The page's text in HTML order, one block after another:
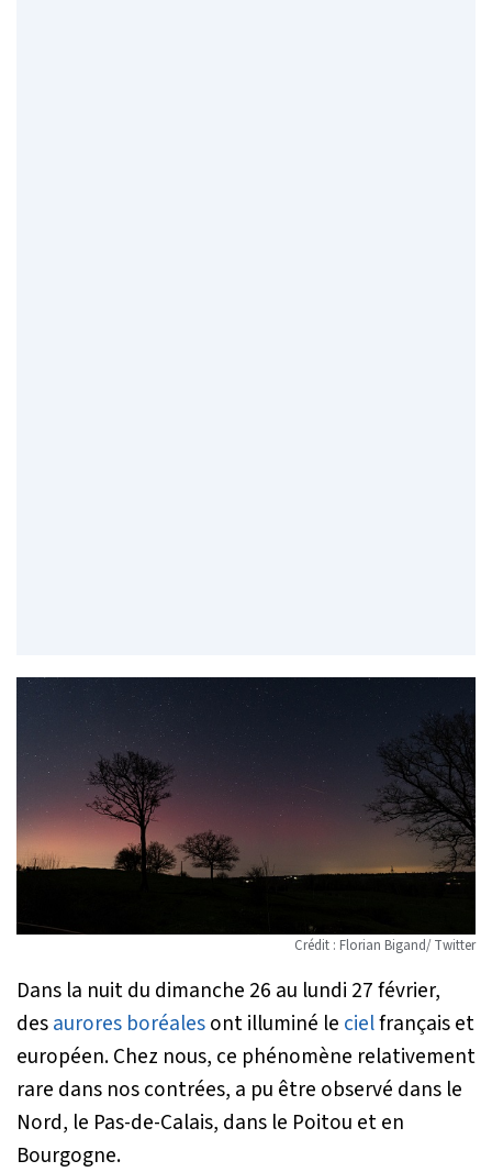
Crédit : Florian Bigand/ Twitter
Dans la nuit du dimanche 26 au lundi 27 février,
desaurores boréalesont illuminé le cielfrançais et
européen. Chez nous, ce phénomène relativement
rare dans nos contrées, a pu être observé dans le
Nord, le Pas-de-Calais, dans le Poitou et en
Bourgogne.